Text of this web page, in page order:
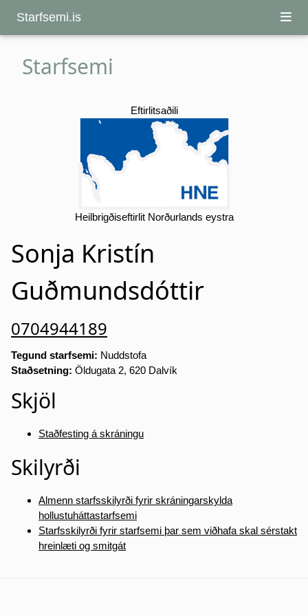
Starfsemi.is
Starfsemi
Eftirlitsaðili
Heilbrigðiseftirlit Norðurlands eystra
Sonja Kristín
Guðmundsdóttir
0704944189
Tegund starfsemi: Nuddstofa
Staðsetning: Öldugata 2, 620 Dalvík
Skjöl
Staðfesting á skráningu
Skilyrði
Almenn starfsskilyrði fyrir skráningarskylda
hollustuháttastarfsemi
Starfsskilyrði fyrir starfsemi þar sem viðhafa skal sérstakt
hreinlæti og smitgát